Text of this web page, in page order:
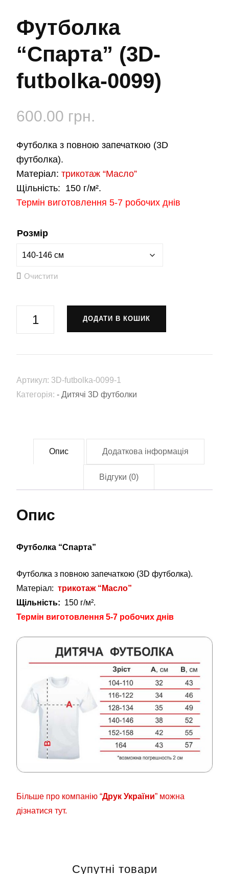
Футболка
“Спарта” (3D-
futbolka-0099)
600.00 грн.
Футболка з повною запечаткою (3D
футболка).
Матеріал: трикотаж “Масло”
Щільність: 150 г/м².
Термін виготовлення 5-7 робочих днів
Розмір
Очистити
"Спарта"
futbolka-
кількість
ДОДАТИ В КОШИК
Артикул: 3D-futbolka-0099-1
Категорія: - Дитячі 3D футболки
Опис Додаткова інформація
Відгуки (0)
Опис
Футболка “Спарта”
Футболка з повною запечаткою (3D футболка).
Матеріал: трикотаж “Масло”
Щільність: 150 г/м².
Термін виготовлення 5-7 робочих днів
Більше про компанію “Друк України” можна
дізнатися тут.
Супутні товари